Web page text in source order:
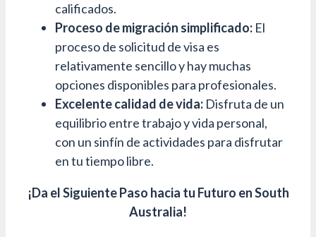
calificados.
Proceso de migración simplificado: El
proceso de solicitud de visa es
relativamente sencillo y hay muchas
opciones disponibles para profesionales.
Excelente calidad de vida: Disfruta de un
equilibrio entre trabajo y vida personal,
con un sinfín de actividades para disfrutar
en tu tiempo libre.
¡Da el Siguiente Paso hacia tu Futuro en South
Australia!